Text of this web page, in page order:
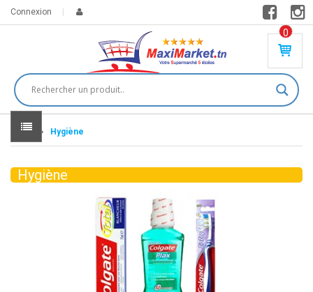
Connexion
0
PR
DU
IT(
S)
0
DT
Home Hygiène
Hygiène